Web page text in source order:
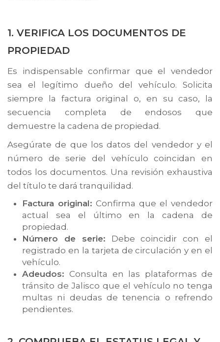
1. VERIFICA LOS DOCUMENTOS DE
PROPIEDAD
Es indispensable confirmar que el vendedor
sea el legítimo dueño del vehículo. Solicita
siempre la factura original o, en su caso, la
secuencia completa de endosos que
demuestre la cadena de propiedad.
Asegúrate de que los datos del vendedor y el
número de serie del vehículo coincidan en
todos los documentos. Una revisión exhaustiva
del título te dará tranquilidad.
Factura original: Confirma que el vendedor
actual sea el último en la cadena de
propiedad.
Número de serie: Debe coincidir con el
registrado en la tarjeta de circulación y en el
vehículo.
Adeudos:Consulta en las plataformas de
tránsito de Jalisco que el vehículo no tenga
multas ni deudas de tenencia o refrendo
pendientes.